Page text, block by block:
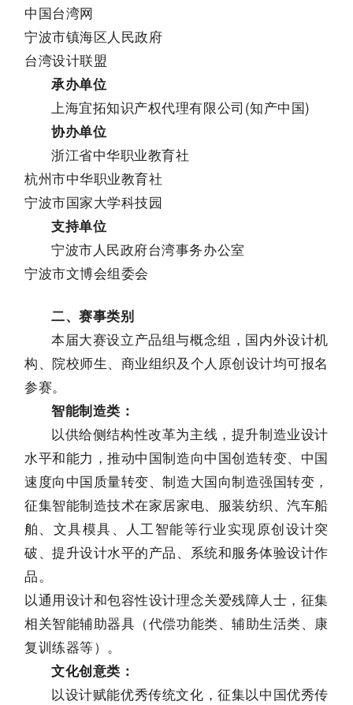
中国台湾网
宁波市镇海区人民政府
台湾设计联盟
承办单位
上海宜拓知识产权代理有限公司(知产中国)
协办单位
浙江省中华职业教育社
杭州市中华职业教育社
宁波市国家大学科技园
支持单位
宁波市人民政府台湾事务办公室
宁波市文博会组委会
二、赛事类别
本届大赛设立产品组与概念组，国内外设计机
构、院校师生、商业组织及个人原创设计均可报名
参赛。
智能制造类：
以供给侧结构性改革为主线，提升制造业设计
水平和能力，推动中国制造向中国创造转变、中国
速度向中国质量转变、制造大国向制造强国转变，
征集智能制造技术在家居家电、服装纺织、汽车船
舶、文具模具、人工智能等行业实现原创设计突
破、提升设计水平的产品、系统和服务体验设计作
品。
以通用设计和包容性设计理念关爱残障人士，征集
相关智能辅助器具（代偿功能类、辅助生活类、康
复训练器等）。
文化创意类：
以设计赋能优秀传统文化，征集以中国优秀传